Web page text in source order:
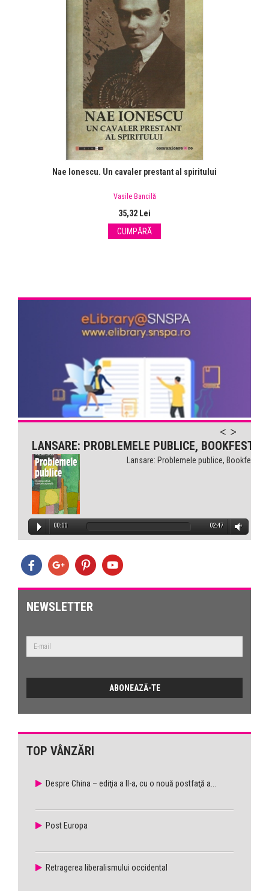
Nae Ionescu. Un cavaler prestant al spiritului
Vasile Bancilă
35,32 Lei
CUMPĂRĂ
LANSARE: PROBLEMELE PUBLICE, BOOKFEST
Lansare: Problemele publice, Bookfest
00:00 02:47
NEWSLETTER
TOP VÂNZĂRI
Despre China – ediţia a II-a, cu o nouă postfaţă a...
Post Europa
Retragerea liberalismului occidental